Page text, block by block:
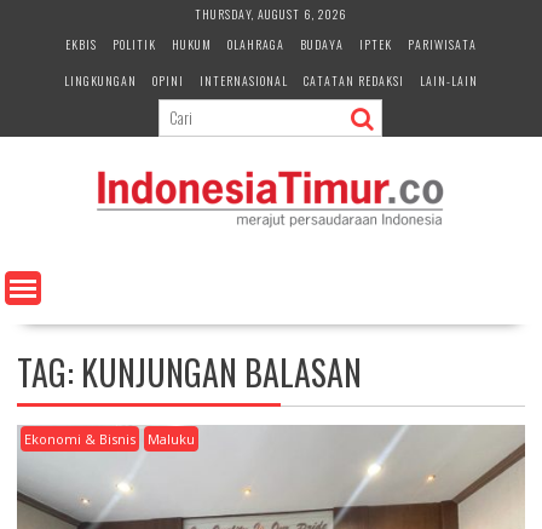
e
n
THURSDAY, AUGUST 6, 2026
EKBIS
POLITIK HUKUM OLAHRAGA BUDAYA IPTEK
PARIWISATA
LINGKUNGAN
OPINI INTERNASIONAL CATATAN REDAKSI LAIN-LAIN
TAG: KUNJUNGAN BALASAN
Ekonomi & Bisnis Maluku